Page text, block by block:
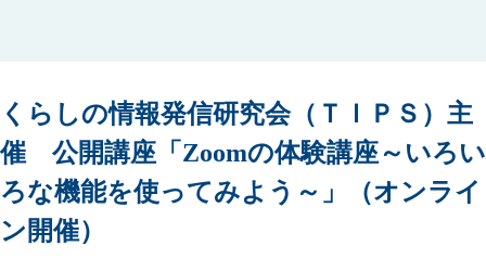
くらしの情報発信研究会（ＴＩＰＳ）主
催 公開講座「Zoomの体験講座～いろい
ろな機能を使ってみよう～」（オンライ
ン開催）